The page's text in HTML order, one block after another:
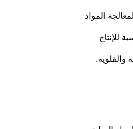
المواد
للإنتاج
والقلوية.